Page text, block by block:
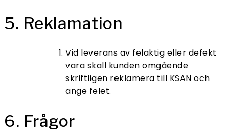
5. Reklamation
Vid leverans av felaktig eller defekt
vara skall kunden omgående
skriftligen reklamera till KSAN och
ange felet.
6. Frågor